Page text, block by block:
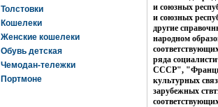
Толстовки
Кошелеки
Женские кошелеки
Обувь детская
Чемодан-тележки
Портмоне
и союзных
и союзных
другие
народном
ряда
СССР",
культурных
зарубежных